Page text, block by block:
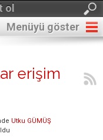
ol
Menüyü göster
erişim
Utku GÜMÜŞ